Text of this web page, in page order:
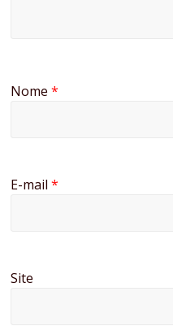
Nome*
E-mail*
Site